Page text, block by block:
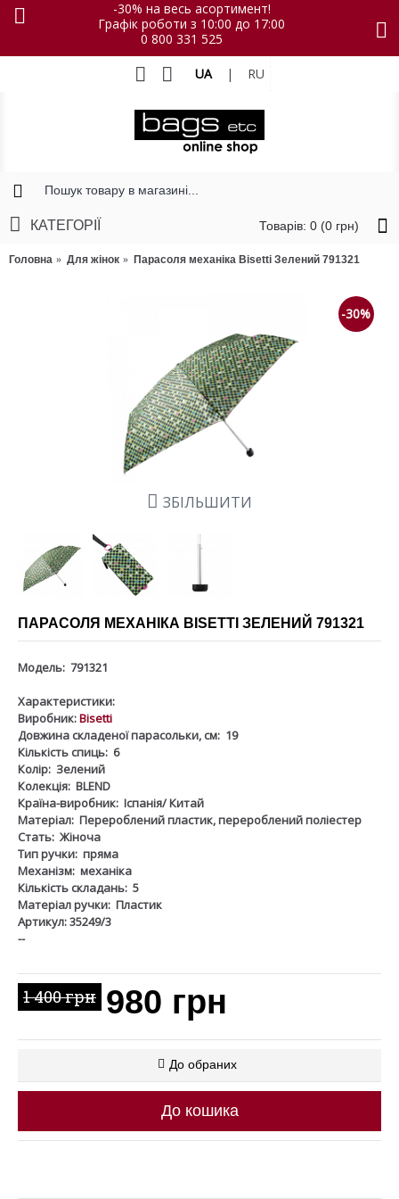
-30% на весь асортимент!
Графік роботи з 10:00 до 17:00
0 800 331 525
UA | RU
Товарів: 0 (0 грн)
КАТЕГОРІЇ
Головна Для жінок Парасоля механіка Bisetti Зелений 791321
-30%
ЗБІЛЬШИТИ
ПАРАСОЛЯ МЕХАНІКА BISETTI ЗЕЛЕНИЙ 791321
Модель: 791321
Характеристики:
Виробник:Bisetti
Довжина складеної парасольки, см: 19
Кількість спиць: 6
Колір: Зелений
Колекція: BLEND
Країна-виробник: Іспанія/ Китай
Матеріал: Перероблений пластик, перероблений поліестер
Стать: Жіноча
Тип ручки: пряма
Механізм: механіка
Кількість складань: 5
Матеріал ручки: Пластик
Артикул: 35249/3
--
1 400 грн 980 грн
До обраних
До кошика